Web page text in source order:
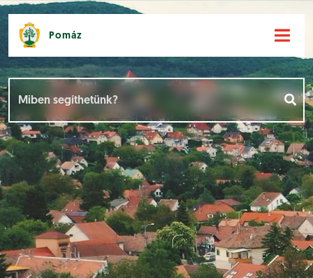
Pomáz
Események []
Dokumentumok [ ]
Aloldalak []